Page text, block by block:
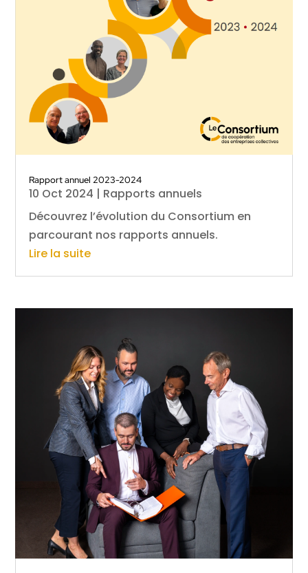
Rapport annuel 2023-2024
10 Oct 2024 | Rapports annuels
Découvrez l’évolution du Consortium en
parcourant nos rapports annuels.
Lire la suite